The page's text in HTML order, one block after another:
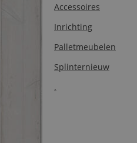
Accessoires
Inrichting
Palletmeubelen
Splinternieuw
.